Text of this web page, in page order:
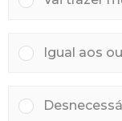
Igual aos